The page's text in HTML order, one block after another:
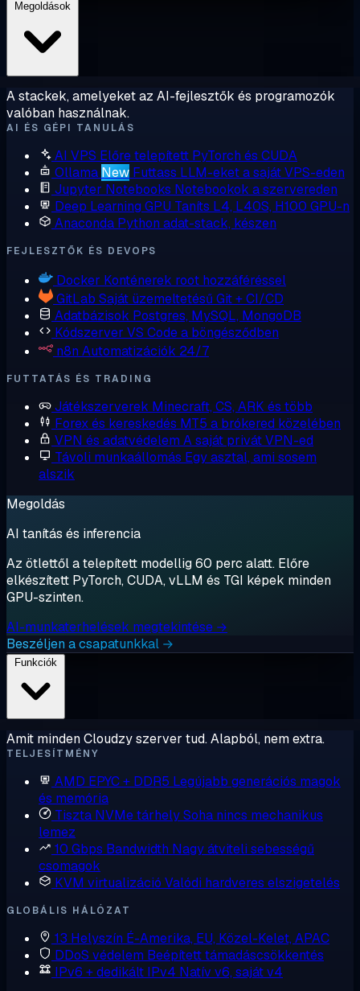
A stackek, amelyeket az AI-fejlesztők és programozók
valóban használnak.
AI ÉS GÉPI TANULÁS
AI VPS Előre telepített PyTorch és CUDA
Ollama New Futtass LLM-eket a saját VPS-eden
Jupyter Notebooks Notebookok a szervereden
Deep Learning GPU Taníts L4, L40S, H100 GPU-n
Anaconda Python adat-stack, készen
FEJLESZTŐK ÉS DEVOPS
Docker Konténerek root hozzáféréssel
GitLab Saját üzemeltetésű Git + CI/CD
Adatbázisok Postgres, MySQL, MongoDB
Kódszerver VS Code a böngésződben
n8n Automatizációk 24/7
FUTTATÁS ÉS TRADING
Játékszerverek Minecraft, CS, ARK és több
Forex és kereskedés MT5 a brókered közelében
VPN és adatvédelem A saját privát VPN-ed
Távoli munkaállomás Egy asztal, ami sosem
alszik
Megoldás
AI tanítás és inferencia
Az ötlettől a telepített modellig 60 perc alatt. Előre
elkészített PyTorch, CUDA, vLLM és TGI képek minden
GPU-szinten.
AI-munkaterhelések megtekintése →
Beszéljen a csapatunkkal →
Amit minden Cloudzy szerver tud. Alapból, nem extra.
TELJESÍTMÉNY
AMD EPYC + DDR5 Legújabb generációs magok
és memória
Tiszta NVMe tárhelySoha nincs mechanikus
lemez
10 Gbps Bandwidth Nagy átviteli sebességű
csomagok
KVM virtualizáció Valódi hardveres elszigetelés
GLOBÁLIS HÁLÓZAT
13 Helyszín É-Amerika, EU, Közel-Kelet, APAC
DDoS védelem Beépített támadáscsökkentés
IPv6 + dedikált IPv4 Natív v6, saját v4